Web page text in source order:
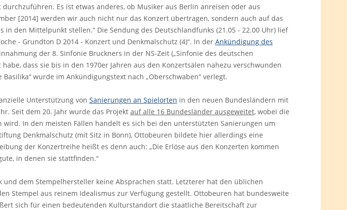
Es ist etwas anderes, ob Musiker aus Berlin anreisen oder aus
[2014] werden wir auch nicht nur das Konzert übertragen, sondern auch auf das
in den Mittelpunkt stellen.“ Die Sendung des Deutschlandfunks (21.05 - 22.00 Uhr) lief
- Grundton D 2014 - Konzert und Denkmalschutz (4)“. In der Ankündigung des
der 8. Sinfonie Bruckners in der NS-Zeit („Sinfonie des deutschen
dass sie bis in den 1970er Jahren aus den Konzertsälen nahezu verschwunden
wurde im Ankündigungstext nach „Oberschwaben“ verlegt.
Unterstützung von Sanierungen an Spielorten in den neuen Bundesländern mit
Seit dem 20. Jahr wurde das Projekt auf alle 16 Bundesländer ausgeweitet, wobei die
In den meisten Fällen handelt es sich bei den unterstützten Sanierungen um
Denkmalschutz (mit Sitz in Bonn), Ottobeuren bildete hier allerdings eine
der Konzertreihe heißt es denn auch: „Die Erlöse aus den Konzerten kommen
in denen sie stattfinden.“
und dem Stempelhersteller keine Absprachen statt. Letzterer hat den üblichen
Stempel aus reinem Idealismus zur Verfügung gestellt. Ottobeuren hat bundesweite
sich für einen bedeutenden Kulturstandort die staatliche Bereitschaft zur